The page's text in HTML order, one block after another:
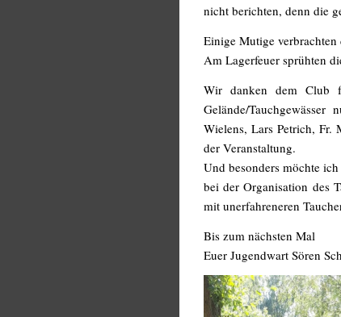
nicht berichten, denn die
Einige Mutige
Am Lagerfeuer sprühten
Wir danken dem Club
Gelände/
Wielens, Lars Petrich, Fr.
der Veranstaltung.
Und besonders möchte
bei der Organisation des
mit unerfahreneren
Bis zum nächsten Mal
Euer Jugendwart Sören